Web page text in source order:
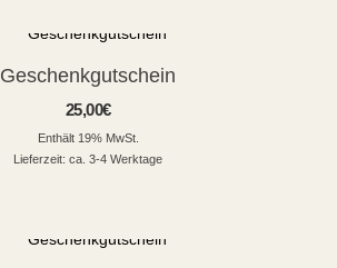
Geschenkgutschein
25,00€
Enthält 19% MwSt.
Lieferzeit: ca. 3-4 Werktage